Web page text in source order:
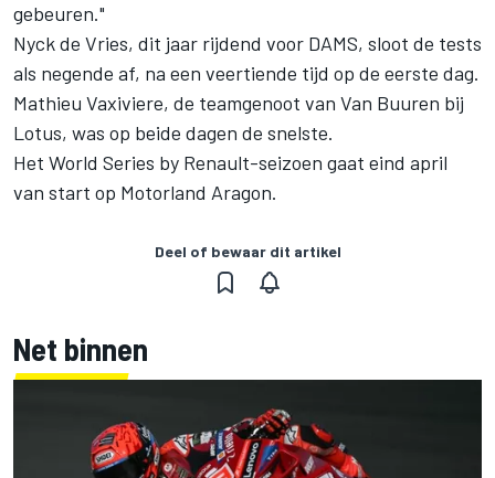
gebeuren."
Nyck de Vries, dit jaar rijdend voor DAMS, sloot de tests
als negende af, na een veertiende tijd op de eerste dag.
Mathieu Vaxiviere, de teamgenoot van Van Buuren bij
Lotus, was op beide dagen de snelste.
Het World Series by Renault-seizoen gaat eind april
van start op Motorland Aragon.
Deel of bewaar dit artikel
Net binnen